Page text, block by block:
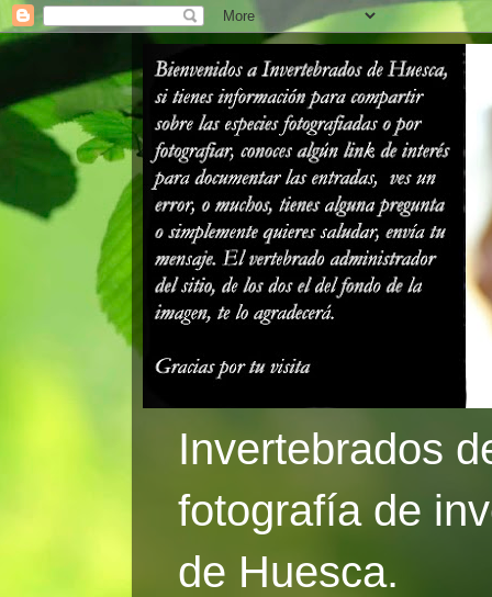
Invertebrados
fotografía de
de Huesca.